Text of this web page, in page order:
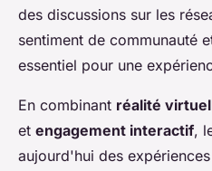
des discussions sur les
sentiment de communauté
essentiel pour une
En combinant réalité
et engagement interactif,
aujourd'hui des